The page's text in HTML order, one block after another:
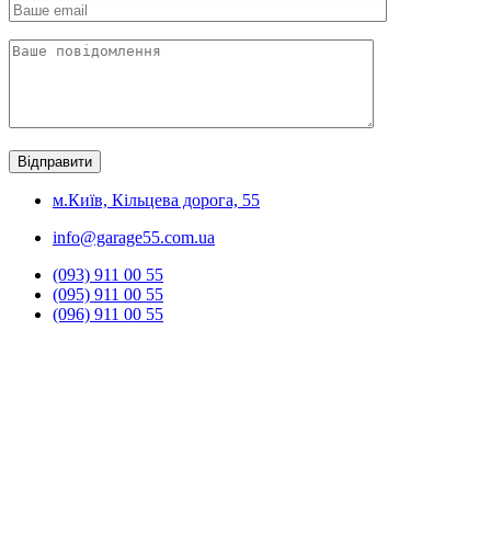
м.Київ, Кільцева дорога, 55
info@garage55.com.ua
(093) 911 00 55
(095) 911 00 55
(096) 911 00 55